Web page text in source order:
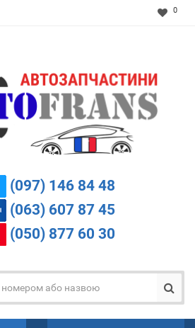
0
(097) 146 84 48
(063) 607 87 45
(050) 877 60 30